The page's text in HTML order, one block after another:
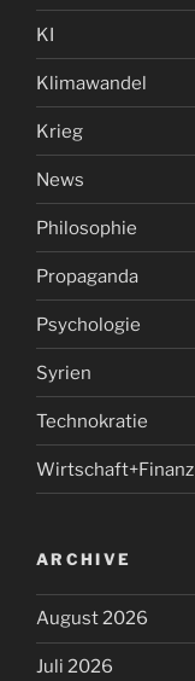
KI
Klimawandel
Krieg
News
Philosophie
Propaganda
Psychologie
Syrien
Technokratie
Wirtschaft+Finanz
ARCHIVE
August 2026
Juli 2026